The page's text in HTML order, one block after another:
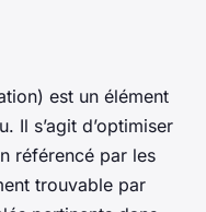
est un élément
Il s’agit d’optimiser
référencé par les
trouvable par